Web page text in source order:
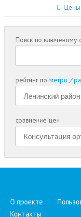
Цены
Поиск по ключевому
рейтинг пометро /
сравнение цен
О проекте
Контакты